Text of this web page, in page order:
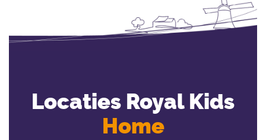
Locaties Royal Kids
Home